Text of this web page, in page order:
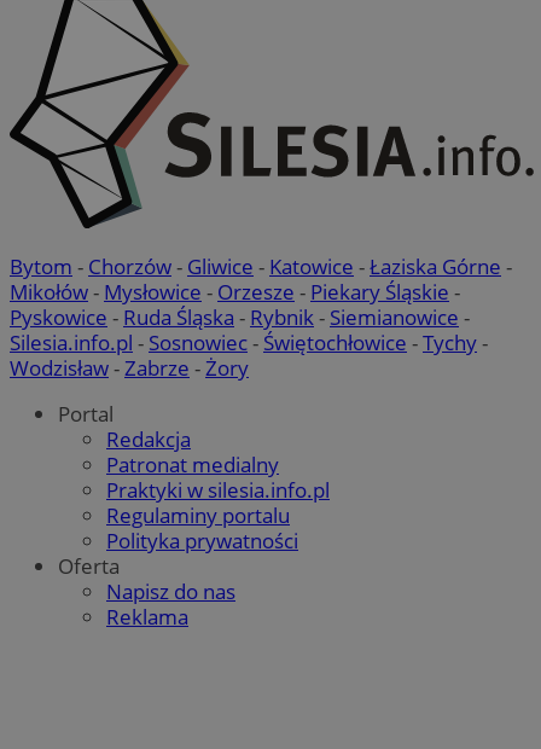
Bytom - Chorzów- Gliwice - Katowice -Łaziska Górne -
Mikołów- Mysłowice - Orzesze - Piekary Śląskie -
Pyskowice - Ruda Śląska - Rybnik- Siemianowice -
Silesia.info.pl - Sosnowiec- Świętochłowice -Tychy-
Wodzisław-Zabrze -Żory
Portal
Redakcja
Patronat medialny
Praktyki w silesia.info.pl
Regulaminy portalu
Polityka prywatności
Oferta
Napisz do nas
Reklama